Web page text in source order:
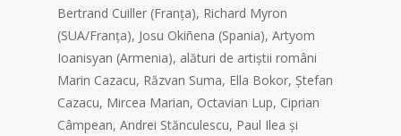
Bertrand Cuiller (Franța), Richard Myron
(SUA/Franța), Josu Okiñena (Spania), Artyom
Ioanisyan (Armenia), alături de artiștii români
Marin Cazacu, Răzvan Suma, Ella Bokor, Ștefan
Cazacu, Mircea Marian, Octavian Lup, Ciprian
Câmpean, Andrei Stănculescu, Paul Ilea și